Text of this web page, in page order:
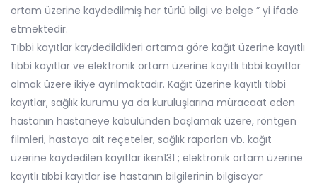
ortam üzerine kaydedilmiş her türlü bilgi ve belge ” yi ifade
etmektedir.
Tıbbi kayıtlar kaydedildikleri ortama göre kağıt üzerine kayıtlı
tıbbi kayıtlar ve elektronik ortam üzerine kayıtlı tıbbi kayıtlar
olmak üzere ikiye ayrılmaktadır. Kağıt üzerine kayıtlı tıbbi
kayıtlar, sağlık kurumu ya da kuruluşlarına müracaat eden
hastanın hastaneye kabulünden başlamak üzere, röntgen
filmleri, hastaya ait reçeteler, sağlık raporları vb. kağıt
üzerine kaydedilen kayıtlar iken131 ; elektronik ortam üzerine
kayıtlı tıbbi kayıtlar ise hastanın bilgilerinin bilgisayar